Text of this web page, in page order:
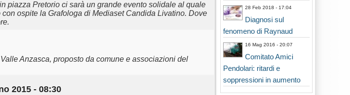
piazza Pretorio ci sarà un grande evento solidale al quale
ospite la Grafologa di Mediaset Candida Livatino. Dove
Anzasca, proposto da comune e associazioni del
2015 - 08:30
28 Feb 2018 - 17:04
Diagnosi sul
fenomeno di Raynaud
16 Mag 2016 - 20:07
Comitato Amici
Pendolari: ritardi e
soppressioni in aumento